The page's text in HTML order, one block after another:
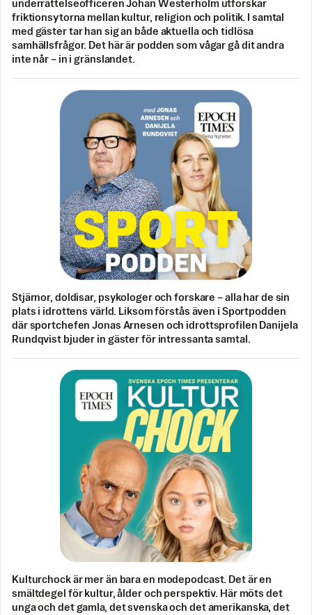
underrättelseofficeren Johan Westerholm utforskar
friktionsytorna mellan kultur, religion och politik. I samtal
med gäster tar han sig an både aktuella och tidlösa
samhällsfrågor. Det här är podden som vågar gå dit andra
inte når – in i gränslandet.
Stjärnor, doldisar, psykologer och forskare – alla har de sin
plats i idrottens värld. Liksom förstås även i Sportpodden
där sportchefen Jonas Arnesen och idrottsprofilen Danijela
Rundqvist bjuder in gäster för intressanta samtal.
Kulturchock är mer än bara en modepodcast. Det är en
smältdegel för kultur, ålder och perspektiv. Här möts det
unga och det gamla, det svenska och det amerikanska, det